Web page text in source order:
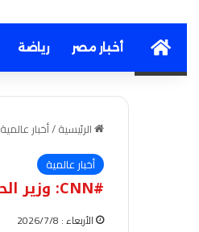
Homeأخبار مصر رياضة
الرئيسية/أخبار عالمية
أخبار عالمية
#CNN: وزير الحرب الأمريكي يعتزم القيام بأول زيارة له إلى إسرائيل يوم الأربعاء
الأربعاء : 2026/7/8